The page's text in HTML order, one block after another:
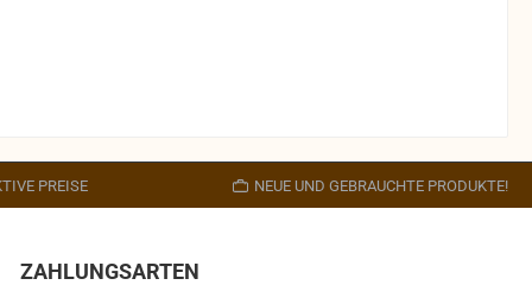
PREISE NEUE UND GEBRAUCHTE PRODUKTE!
ZAHLUNGSARTEN